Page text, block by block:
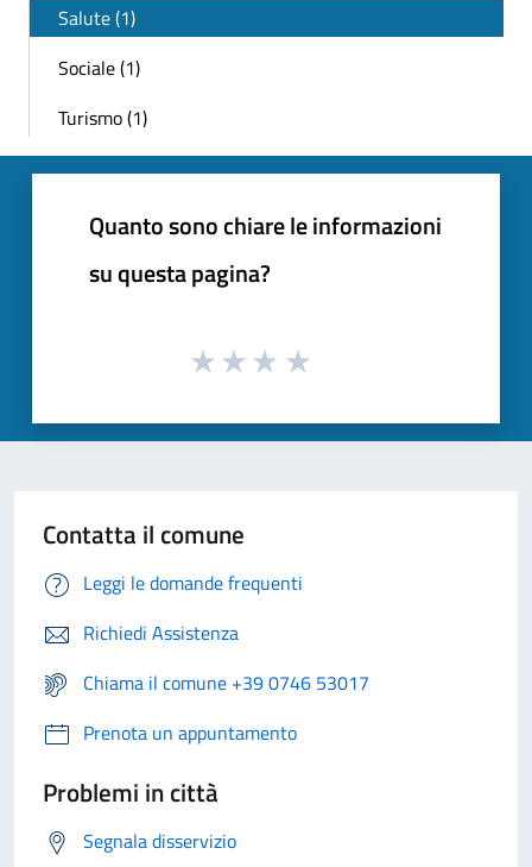
Salute (1)
Sociale (1)
Turismo (1)
Quanto sono chiare le informazioni
su questa pagina?
Contatta il comune
Leggi le domande frequenti
Richiedi Assistenza
Chiama il comune +39 0746 53017
Prenota un appuntamento
Problemi in città
Segnala disservizio